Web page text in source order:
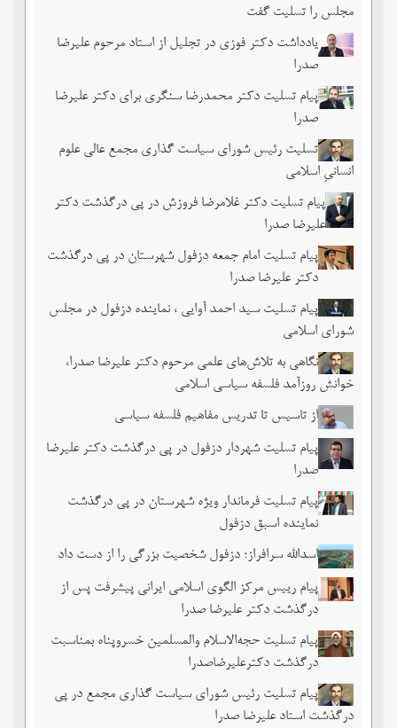
مجلس را تسلیت گفت
یادداشت دکتر فوزی در تجلیل از استاد مرحوم علیرضا
صدرا
پیام تسلیت دکتر محمدرضا سنگری برای دکتر علیرضا
صدرا
تسلیت رئیس شورای سیاست گذاری مجمع عالی علوم
انسانیِ اسلامی
پیام تسلیت دکتر غلامرضا فروزش در پی درگذشت دکتر
علیرضا صدرا
پیام تسلیت امام جمعه دزفول شهرستان در پی درگذشت
دکتر علیرضا صدرا
پیام تسلیت سید احمد آوایی ، نماینده دزفول در مجلس
شورای اسلامی
نگاهی به تلاش‌های علمی مرحوم دکتر علیرضا صدرا،
خوانش روزآمد فلسفه سیاسی اسلامی
از تاسیس تا تدریس مفاهیم فلسفه سیاسی
پیام تسلیت شهردار دزفول در پی درگذشت دکتر علیرضا
صدرا
پیام تسلیت فرماندار ویژه شهرستان در پی درگذشت
نماینده اسبق دزفول
اسدالله سرافراز؛ دزفول شخصیت بزرگی را از دست داد
پیام رییس مرکز الگوی اسلامی ایرانی پیشرفت پس از
درگذشت دکتر علیرضا صدرا
پیام تسلیت حجه‌الاسلام والمسلمین خسروپناه بمناسبت
درگذشت دکترعلیرضاصدرا
پیام تسلیت رئیس شورای سیاست گذاری مجمع در پی
درگذشت استاد علیرضا صدرا